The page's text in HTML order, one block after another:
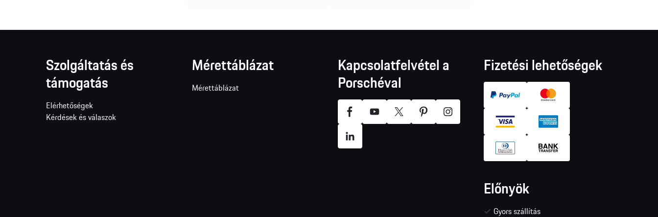
Szolgáltatás és
támogatás
Elérhetőségek
Kérdések és válaszok
Mérettáblázat
Mérettáblázat
Kapcsolatfelvétel a
Porschéval
Fizetési lehetőségek
Előnyök
Gyors szállítás